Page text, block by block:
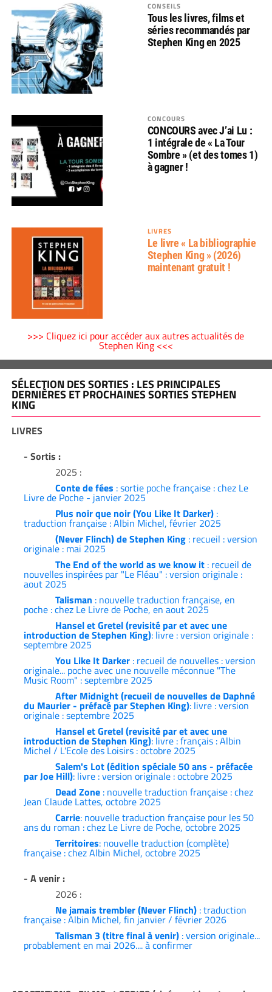
CONSEILS
Tous les livres, films et
séries recommandés par
Stephen King en 2025
CONCOURS
CONCOURS avec J’ai Lu :
1 intégrale de « La Tour
Sombre » (et des tomes 1)
à gagner !
LIVRES
Le livre « La bibliographie
Stephen King » (2026)
maintenant gratuit !
>>> Cliquez ici pour accéder aux autres actualités de
Stephen King <<<
SÉLECTION DES SORTIES : LES PRINCIPALES
DERNIÈRES ET PROCHAINES SORTIES STEPHEN
KING
LIVRES
- Sortis :
2025 :
Conte de fées : sortie poche française : chez Le
Livre de Poche - janvier 2025
Plus noir que noir (You Like It Darker) :
traduction française : Albin Michel, février 2025
(Never Flinch) de Stephen King : recueil : version
originale : mai 2025
The End of the world as we know it : recueil de
nouvelles inspirées par "Le Fléau" : version originale :
aout 2025
Talisman : nouvelle traduction française, en
poche : chez Le Livre de Poche, en aout 2025
Hansel et Gretel (revisité par et avec une
introduction de Stephen King): livre : version originale :
septembre 2025
You Like It Darker : recueil de nouvelles : version
originale... poche avec une nouvelle méconnue "The
Music Room" : septembre 2025
After Midnight (recueil de nouvelles de Daphné
du Maurier - préfacé par Stephen King): livre : version
originale : septembre 2025
Hansel et Gretel (revisité par et avec une
introduction de Stephen King): livre : français : Albin
Michel / L'Ecole des Loisirs : octobre 2025
Salem's Lot (édition spéciale 50 ans - préfacée
par Joe Hill): livre : version originale : octobre 2025
Dead Zone : nouvelle traduction française : chez
Jean Claude Lattes, octobre 2025
Carrie: nouvelle traduction française pour les 50
ans du roman : chez Le Livre de Poche, octobre 2025
Territoires: nouvelle traduction (complète)
française : chez Albin Michel, octobre 2025
- A venir :
2026 :
Ne jamais trembler (Never Flinch) : traduction
française : Albin Michel, fin janvier / février 2026
Talisman 3 (titre final à venir) : version originale...
probablement en mai 2026.... à confirmer